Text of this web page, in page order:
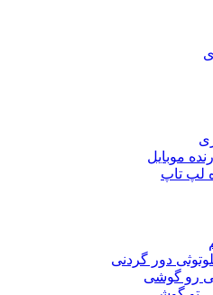
موبایل
لپ تاپ
دور گردنی
رو گوشی